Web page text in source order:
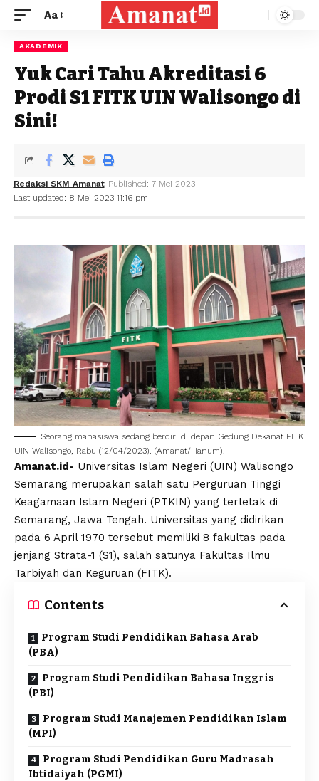
Aa
AKADEMIK
Yuk Cari Tahu Akreditasi 6
Prodi S1 FITK UIN Walisongo di
Sini!
Last updated: 8 Mei 2023 11:16 pm
Redaksi SKM Amanat Published: 7 Mei 2023
Seorang mahasiswa sedang berdiri di depan Gedung Dekanat FITK
UIN Walisongo , Rabu (12/04/2023). (Amanat/Hanum).
Amanat.id- Universitas Islam Negeri (UIN) Walisongo
Semarang merupakan salah satu Perguruan Tinggi
Keagamaan Islam Negeri (PTKIN) yang terletak di
Semarang, Jawa Tengah. Universitas yang didirikan
pada 6 April 1970 tersebut memiliki 8 fakultas pada
jenjang Strata-1 (S1), salah satunya Fakultas Ilmu
Tarbiyah dan Keguruan (FITK).
Contents
Program Studi Pendidikan Bahasa Arab
(PBA)
Program Studi Pendidikan Bahasa Inggris
(PBI)
Program Studi Manajemen Pendidikan Islam
(MPI)
Program Studi Pendidikan Guru Madrasah
Ibtidaiyah (PGMI)